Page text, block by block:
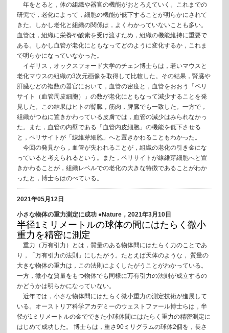
年をとると，体の組織や器官の機能がおとろえていく。これまでの
研究で，老化によって，細胞の機能が低下することが明らかにされて
きた。しかし老化と組織の関係は，よくわかっていないことも多い。
血管は，組織に栄養や酸素を受け渡すため，組織の機能維持に重要で
ある。しかし血管が老化にともなってどのように変化するか，これま
で明らかになっていなかった。
イギリス，オックスフォード大学のチェン博士らは，若いマウスと
老化マウスの組織の3次元画像を取得して比較した。その結果，腎臓や
肝臓などの複数の器官において，血管の密度と，血管をおおう「ペリ
サイト（血管周皮細胞）」の数が老化にともなって減少することを発
見した。この結果はヒトの腎臓，筋肉，脾臓でも一致した。一方で，
組織がつねに置きかわっている皮膚では，血管の減少はみられなかっ
た。また，血管の内壁である「血管内皮細胞」の機能を低下させる
と，ペリサイトが「線維芽細胞」へと置きかわることもわかった。
今回の発見から，血管が失われることが，組織の老化の引き金にな
っていると考えられるという。また，ペリサイトが線維芽細胞へと置
きかわることが，組織レベルでの老化の大きな特徴であることがわか
ったと，博士らはのべている。
2021年05月12日
小さな物体の重力測定に成功 ●Nature，2021年3月10日
半径1ミリメートルの球体の間にはたらく微小
重力を精密に測定
重力（万有引力）とは，質量のある物体間にはたらく力のことであ
り，「万有引力の法則」にしたがう。たとえば天体のような， 質量の
大きな物体の重力は，この法則によくしたがうことがわかっている。
一方，微小な質量をもつ物体でも同様に万有引力の法則が成立するの
かどうかは明らかになっていない。
近年では，小さな物体間にはたらく微小重力の測定技術が進展して
いる。オーストリア科学アカデミーのウェストファール博士らは，半
径が1ミリメートルの金でできた小球体間にはたらく重力の精密測定に
はじめて成功した。 博士らは，重さ90ミリグラムの球体2個を，長さ